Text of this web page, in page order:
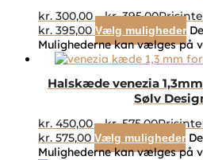
kr. 300,00 – kr.395,00
kr. 395,00 Vælg muligheder
Mulighederne kan vælges på
Halskæde venezia
Sølv
kr. 450,00 – kr.575,00
kr. 575,00 Vælg muligheder
Mulighederne kan vælges på